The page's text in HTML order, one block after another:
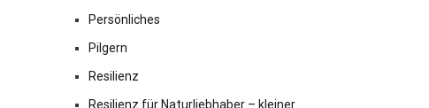
Persönliches
Pilgern
Resilienz
Resilienz für Naturliebhaber – kleiner